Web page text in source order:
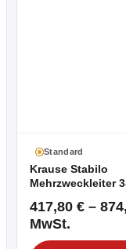
Standard
Krause Stabilo
Mehrzweckleiter
417,80 € –
MwSt.